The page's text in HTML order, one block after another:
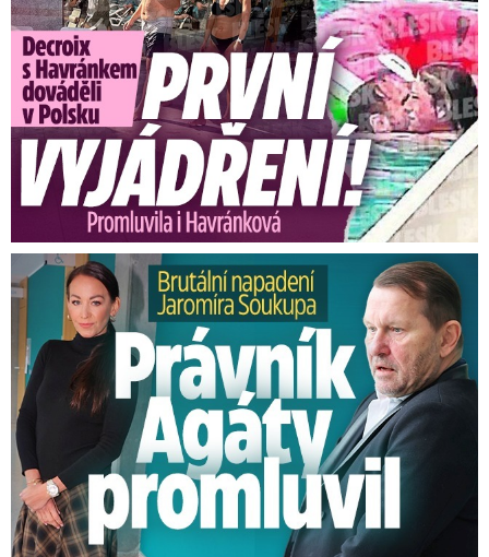
Brutální napadení Soukupa. Právník Agáty promluvil